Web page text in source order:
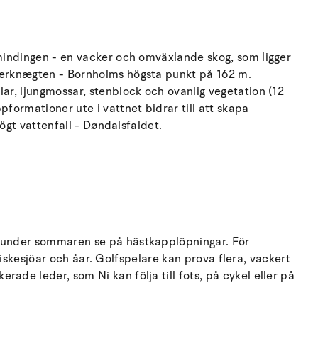
- en vacker och omväxlande skog, som ligger
- Bornholms högsta punkt på 162 m.
ljungmossar, stenblock och ovanlig vegetation (12
ute i vattnet bidrar till att skapa
vattenfall - Døndalsfaldet.
sommaren se på hästkapplöpningar. För
och åar. Golfspelare kan prova flera, vackert
leder, som Ni kan följa till fots, på cykel eller på